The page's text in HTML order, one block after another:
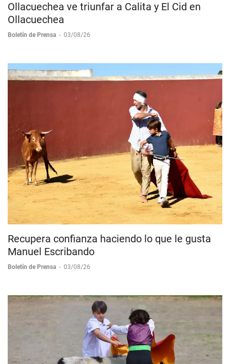
Ollacuechea ve triunfar a Calita y El Cid en
Ollacuechea
Boletín de Prensa - 03/08/26
Recupera confianza haciendo lo que le gusta
Manuel Escribando
Boletín de Prensa - 03/08/26